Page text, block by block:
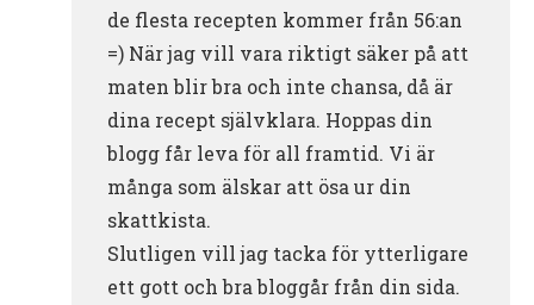
de flesta recepten kommer från 56:an
=) När jag vill vara riktigt säker på att
maten blir bra och inte chansa, då är
dina recept självklara. Hoppas din
blogg får leva för all framtid. Vi är
många som älskar att ösa ur din
skattkista.
Slutligen vill jag tacka för ytterligare
ett gott och bra bloggår från din sida.